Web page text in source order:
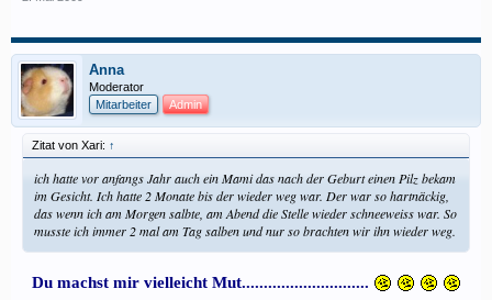
Anna
Moderator
Mitarbeiter
Admin
Zitat von Xari: ↑
ich hatte vor anfangs Jahr auch ein Mami das nach der Geburt einen Pilz bekam
im Gesicht. Ich hatte 2 Monate bis der wieder weg war. Der war so hartnäckig,
das wenn ich am Morgen salbte, am Abend die Stelle wieder schneeweiss war. So
musste ich immer 2 mal am Tag salben und nur so brachten wir ihn wieder weg.
Du machst mir vielleicht Mut.............................